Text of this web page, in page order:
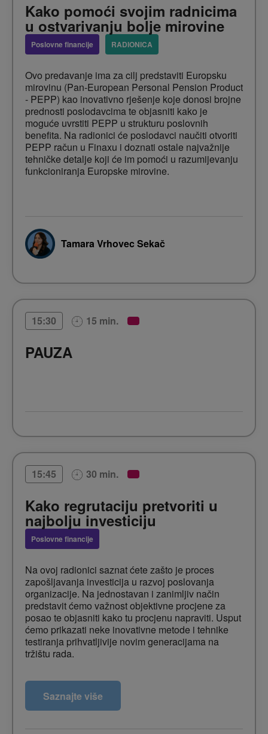
Kako pomoći svojim radnicima
u ostvarivanju bolje mirovine
Poslovne financije RADIONICA
Ovo predavanje ima za cilj predstaviti Europsku
mirovinu (Pan-European Personal Pension Product
- PEPP) kao inovativno rješenje koje donosi brojne
prednosti poslodavcima te objasniti kako je
moguće uvrstiti PEPP u strukturu poslovnih
benefita. Na radionici će poslodavci naučiti otvoriti
PEPP račun u Finaxu i doznati ostale najvažnije
tehničke detalje koji će im pomoći u razumijevanju
funkcioniranja Europske mirovine.
Tamara Vrhovec Sekač
15:30 15 min.
PAUZA
15:45 30 min.
Kako regrutaciju pretvoriti u
najbolju investiciju
Poslovne financije
Na ovoj radionici saznat ćete zašto je proces
zapošljavanja investicija u razvoj poslovanja
organizacije. Na jednostavan i zanimljiv način
predstavit ćemo važnost objektivne procjene za
posao te objasniti kako tu procjenu napraviti. Usput
ćemo prikazati neke inovativne metode i tehnike
testiranja prihvatljivije novim generacijama na
tržištu rada.
Kako investirati u prave talente – radionica
otkrivanja talenata s inovativnim testovima
Saznajte više